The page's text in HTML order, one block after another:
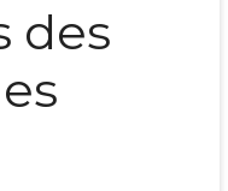
des